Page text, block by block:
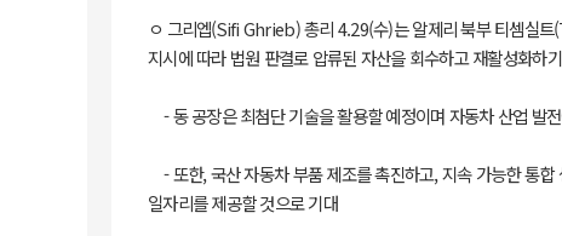
ㅇ 그리엡(Sifi Ghrieb) 총리 4.29(수)는 알제리 북부 티셈실
지시에 따라 법원 판결로 압류된 자산을 회수하고 재활성화하
- 동 공장은 최첨단 기술을 활용할 예정이며 자동차 산업 발
- 또한, 국산 자동차 부품 제조를 촉진하고, 지속 가능한 통
일자리를 제공할 것으로 기대